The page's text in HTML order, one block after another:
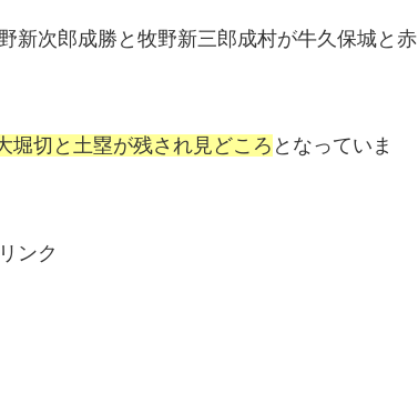
新次郎成勝と牧野新三郎成村が牛久保城と赤
堀切と土塁が残され見どころ となっていま
ンク